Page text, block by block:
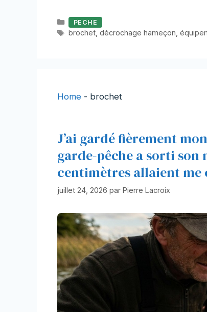
Catégories
PECHE
Étiquettes
brochet, décrochage hameçon
Home - brochet
J’ai gardé fièrement
garde-pêche a sorti son
centimètres allaient me
juillet 24, 2026 par Pierre Lacroix